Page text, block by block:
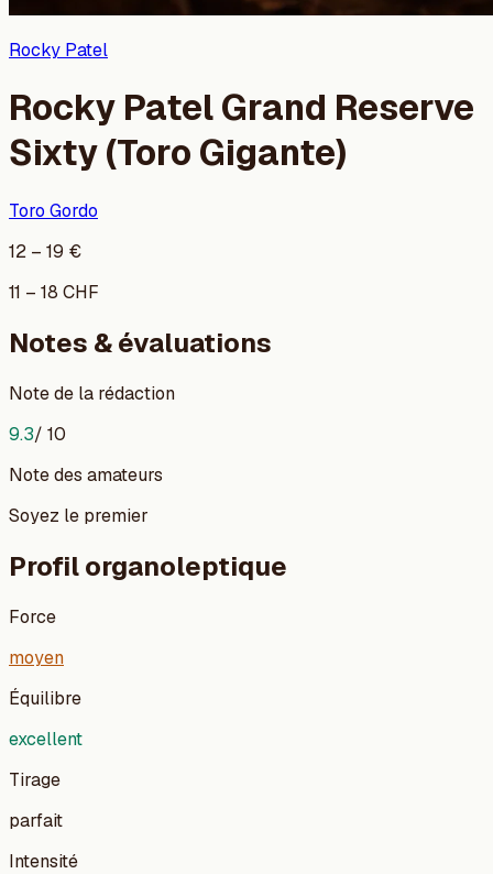
Rocky Patel
Rocky Patel Grand Reserve
Sixty (Toro Gigante)
Toro Gordo
12 – 19 €
11 – 18 CHF
Notes & évaluations
Note de la rédaction
9.3/ 10
Note des amateurs
Soyez le premier
Profil organoleptique
Force
moyen
Équilibre
excellent
Tirage
parfait
Intensité